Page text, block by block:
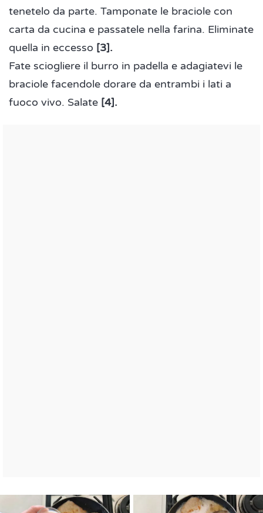
tenetelo da parte. Tamponate le braciole con
carta da cucina e passatele nella farina. Eliminate
quella in eccesso [3].
Fate sciogliere il burro in padella e adagiatevi le
braciole facendole dorare da entrambi i lati a
fuoco vivo. Salate [4].